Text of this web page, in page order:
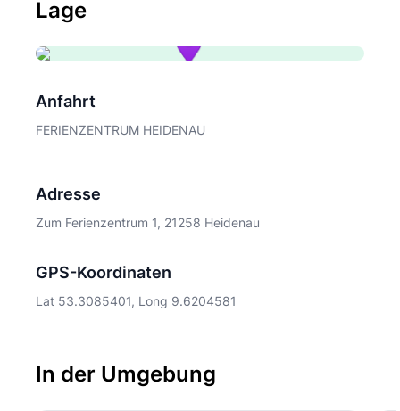
Lage
Anfahrt
FERIENZENTRUM HEIDENAU
Adresse
Zum Ferienzentrum 1, 21258 Heidenau
GPS-Koordinaten
Lat 53.3085401, Long 9.6204581
In der Umgebung